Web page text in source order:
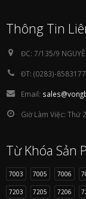
Thông Tin
ĐC: 7/135/9
ĐT: (0283)-
Email:
Giờ Làm Việc: Thứ
Từ Khóa Sản
7003 7005 7006
7203 7205 7206